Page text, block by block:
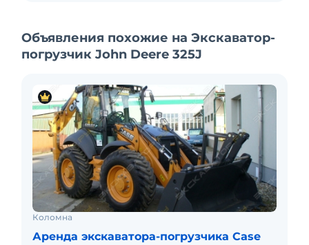
Объявления похожие на Экскаватор-
погрузчик John Deere 325J
Коломна
Аренда экскаватора-погрузчика Case